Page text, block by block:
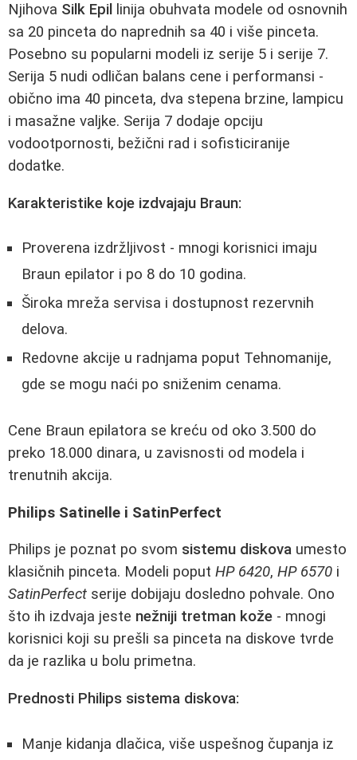
Njihova Silk Epil
linija obuhvata modele od osnovnih
sa 20 pinceta do naprednih sa 40 i više pinceta.
Posebno su popularni modeli iz serije 5 i serije 7.
Serija 5 nudi odličan balans cene i performansi -
obično ima 40 pinceta, dva stepena brzine, lampicu
i masažne valjke. Serija 7 dodaje opciju
vodootpornosti, bežični rad i sofisticiranije
dodatke.
Karakteristike koje izdvajaju Braun:
Proverena izdržljivost - mnogi korisnici imaju
Braun epilator i po 8 do 10 godina.
Široka mreža servisa i dostupnost rezervnih
delova.
Redovne akcije u radnjama poput Tehnomanije,
gde se mogu naći po sniženim cenama.
Cene Braun epilatora se kreću od oko 3.500 do
preko 18.000 dinara, u zavisnosti od modela i
trenutnih akcija.
Philips Satinelle i SatinPerfect
Philips je poznat po svom sistemu diskova umesto
klasičnih pinceta. Modeli poput HP 6420, HP 6570 i
SatinPerfect serije dobijaju dosledno pohvale. Ono
što ih izdvaja jeste nežniji tretman kože - mnogi
korisnici koji su prešli sa pinceta na diskove tvrde
da je razlika u bolu primetna.
Prednosti Philips sistema diskova:
Manje kidanja dlačica, više uspešnog čupanja iz